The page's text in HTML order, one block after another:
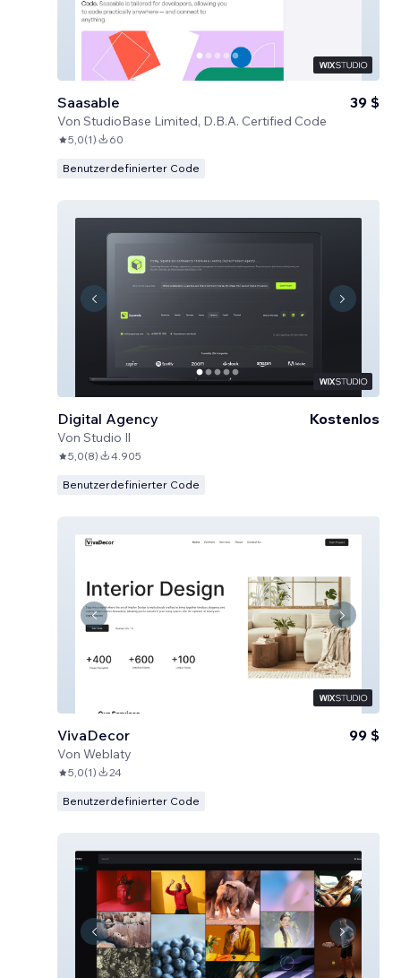
Saasable
Von StudioBase Limited, D.B.A. Certified Code
39 $
5,0(1) 60
Benutzerdefinierter Code
Digital Agency
Von Studio Il
Kostenlos
5,0(8) 4.905
Benutzerdefinierter Code
VivaDecor
Von Weblaty
99 $
5,0(1) 24
Benutzerdefinierter Code